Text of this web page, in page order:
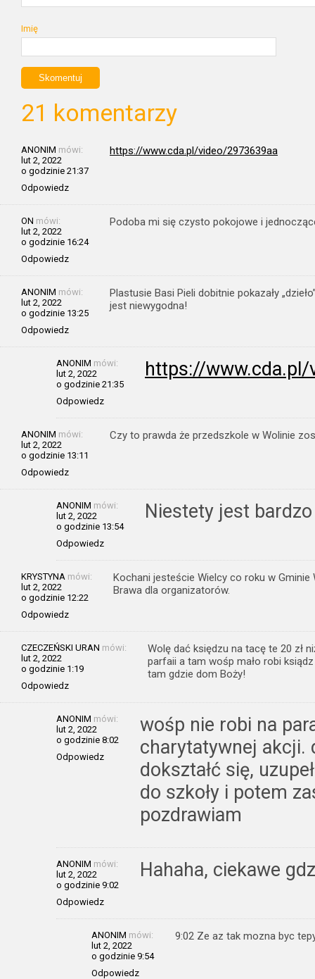
Imię
21 komentarzy
ANONIM mówi:
lut 2, 2022
o godzinie 21:37
Odpowiedz
https://www.cda.pl/video/2973639aa
ON mówi:
lut 2, 2022
o godzinie 16:24
Odpowiedz
Podoba mi się czysto pokojowe i
ANONIM mówi:
lut 2, 2022
o godzinie 13:25
Odpowiedz
Plastusie Basi Pieli dobitnie pokazały
jest niewygodna!
ANONIM mówi:
lut 2, 2022
o godzinie 21:35
Odpowiedz
https://www.cda.pl/
ANONIM mówi:
lut 2, 2022
o godzinie 13:11
Odpowiedz
Czy to prawda że przedszkole w Wolinie
ANONIM mówi:
lut 2, 2022
o godzinie 13:54
Odpowiedz
Niestety jest
KRYSTYNA mówi:
lut 2, 2022
o godzinie 12:22
Odpowiedz
Kochani jesteście Wielcy co roku w
Brawa dla organizatorów.
CZECZEŃSKI URAN mówi:
lut 2, 2022
o godzinie 1:19
Odpowiedz
Wolę dać księdzu na tacę te 20 zł
parfaii a tam wośp mało robi
tam gdzie dom Boży!
ANONIM mówi:
lut 2, 2022
o godzinie 8:02
Odpowiedz
wośp nie robi na
charytatywnej akcji.
dokształć się,
do szkoły i potem
pozdrawiam
ANONIM mówi:
lut 2, 2022
o godzinie 9:02
Odpowiedz
Hahaha, ciekawe
ANONIM mówi:
lut 2, 2022
o godzinie 9:54
Odpowiedz
9:02 Ze az tak mozna byc